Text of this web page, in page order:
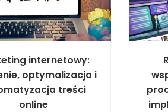
internetowy:
optymalizacja i
treści
online